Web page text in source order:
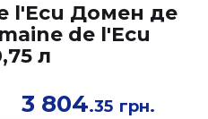
l'Ecu Домен де
de l'Ecu
л
3 804.35 грн.